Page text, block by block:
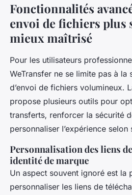
Fonctionnalités
envoi de fichiers plus
mieux maîtrisé
Pour les utilisateurs
WeTransfer ne se limite pas à
d’envoi de fichiers volumineux.
propose plusieurs outils pour
transferts, renforcer la sécurité
personnaliser l’expérience selon
Personnalisation des liens
identité de marque
Un aspect souvent ignoré est la
personnaliser les liens de